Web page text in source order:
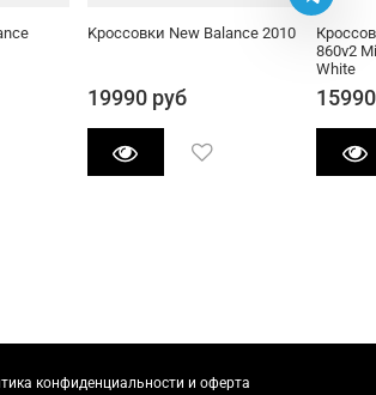
Kроссовки New Balance 2010
19990 руб
860v2
White
конфиденциальности и оферта